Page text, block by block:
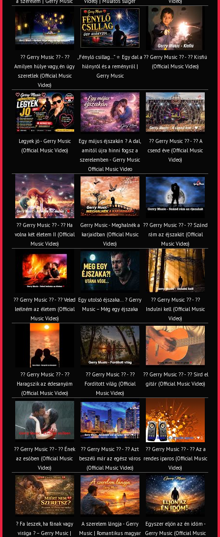
?? Gerry Music ?? - ??
Amilyen hülye vagy, én úgy
szeretlek (Official Music
Video)
„Fénylő csillag…” ⭐ Egy dal a
hiányról és a reményről |
Gerry Music
?? Gerry Music ?? - ?? Kisfiú
(Official Music Video)
Legyek jó - Gerry Music
(Official Music Video)
Egy május éjszakán ? A dal,
amitől újra hinni fogsz a
szerelemben - Gerry Music
Official Music Video
?? Gerry Music ?? - ?? A
csend éve (Official Music
Video)
?? Gerry Music ?? - ?? Ha
volna két életem II (Official
Music Video)
Gerry Music - Meghalnék a
karjaidban (Official Music
Video)
?? Gerry Music ?? - ?? Szánd
rám az éjszakát (Official
Music Video)
?? Gerry Music ?? - ?? Veled
leélném az életem (Official
Music Video)
Egy utolsó éjszaka… ? Gerry
Music – Még egy éjszaka
?? Gerry Music ?? - ??
Indulni kell (Official Music
Video)
?? Gerry Music ?? - ??
Haragszik az édesanyám
(Official Music Video)
?? Gerry Music ?? - ??
Fordított világ (Official
Music Video)
?? Gerry Music ?? - ?? Sírd el
gitár (Official Music Video)
?? Gerry Music ?? - ?? Ének
az esőben (Official Music
Video)
?? Gerry Music ?? - ?? Azt
beszéli már az egész város
(Official Music Video)
?? Gerry Music ?? - ?? Az a
rendes iparos (Official Music
Video)
? Fa leszek, ha fának vagy
virága ? – Gerry Music |
A szerelem lángja - Gerry
Music | Romantikus magyar
Egyszer eljön az én időm -
Gerry Music (Official Music